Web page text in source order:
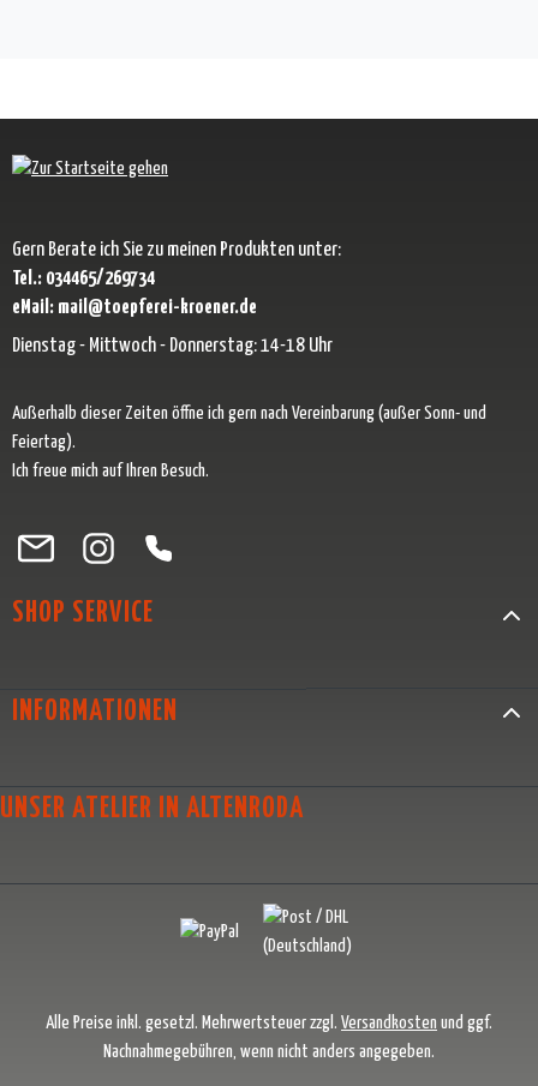
Gern Berate ich Sie zu meinen Produkten unter:
Tel.: 034465/269734
eMail: mail@toepferei-kroener.de
Dienstag - Mittwoch - Donnerstag: 14-18 Uhr
Außerhalb dieser Zeiten öffne ich gern nach Vereinbarung (außer Sonn- und
Feiertag).
Ich freue mich auf Ihren Besuch.
Besuche uns auf Facebook – öffnet in neuem Tab (externer Link)
Schau auf Instagram vorbei – öffnet in neuem Tab (externer Link)
Lass dich auf Pinterest inspirieren – öffnet in neuem Tab
Folge uns auf X – öffnet in neuem Tab (externer Link)
SHOP SERVICE
INFORMATIONEN
UNSER ATELIER IN ALTENRODA
Alle Preise inkl. gesetzl. Mehrwertsteuer zzgl. Versandkosten und ggf.
Nachnahmegebühren, wenn nicht anders angegeben.